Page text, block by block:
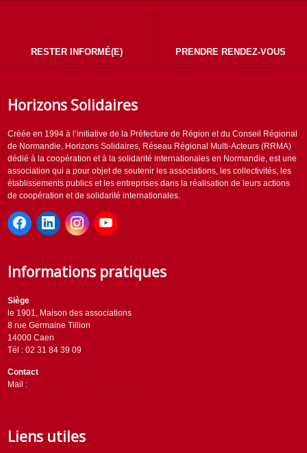
RESTER INFORMÉ(E) PRENDRE RENDEZ-VOUS
Horizons Solidaires
Créée en 1994 à l’initiative de la Préfecture de Région et du Conseil Régional
de Normandie, Horizons Solidaires, Réseau Régional Multi-Acteurs (RRMA)
dédié à la coopération et à la solidarité internationales en Normandie, est une
association qui a pour objet de soutenir les associations, les collectivités, les
établissements publics et les entreprises dans la réalisation de leurs actions
de coopération et de solidarité internationales.
Informations pratiques
Siège
le 1901, Maison des associations
8 rue Germaine Tillion
14000 Caen
Tél : 02 31 84 39 09
Contact
Mail :
Liens utiles